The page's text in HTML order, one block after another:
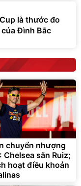
là thước đo
Đình Bắc
chuyển nhượng
Chelsea săn Ruiz;
hoạt điều khoản